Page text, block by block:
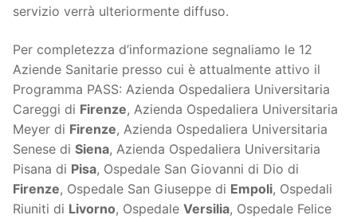
servizio verrà ulteriormente diffuso.
Per completezza d’informazione segnaliamo le 12
Aziende Sanitarie presso cui è attualmente attivo il
Programma PASS: Azienda Ospedaliera Universitaria
Careggi di Firenze, Azienda Ospedaliera Universitaria
Meyer di Firenze, Azienda Ospedaliera Universitaria
Senese di Siena, Azienda Ospedaliera Universitaria
Pisana di Pisa, Ospedale San Giovanni di Dio di
Firenze, Ospedale San Giuseppe di Empoli, Ospedali
Riuniti di Livorno, Ospedale Versilia, Ospedale Felice